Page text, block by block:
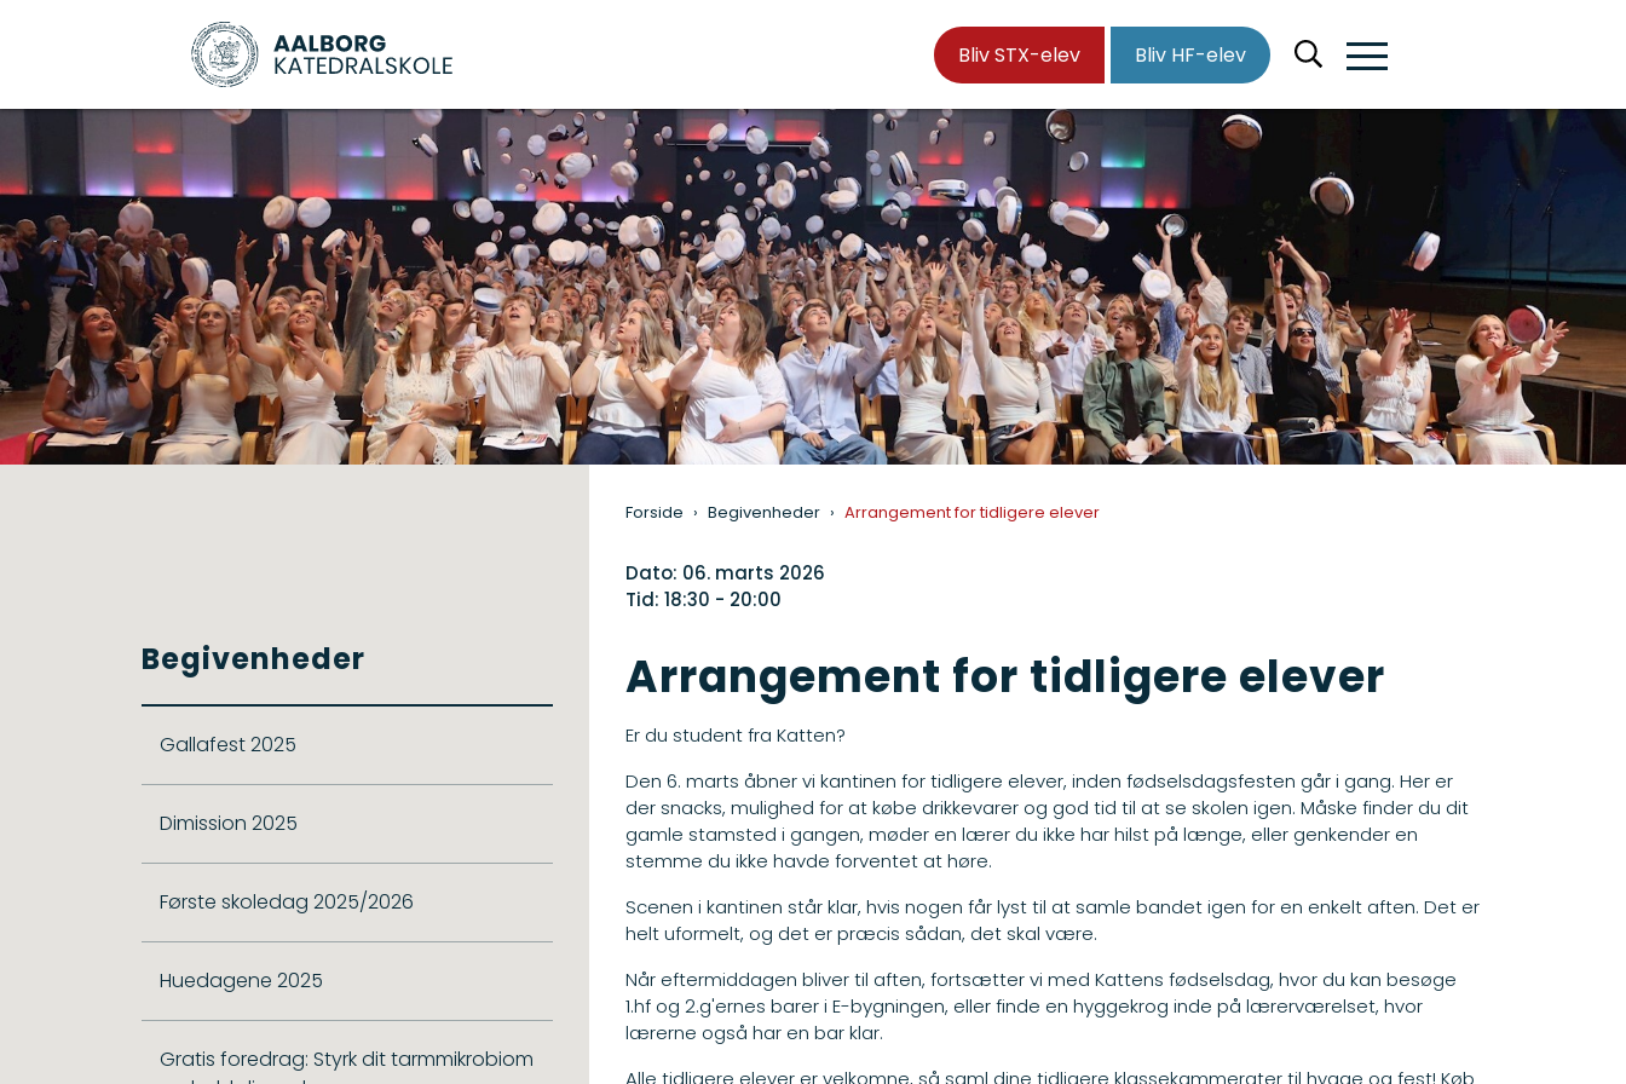
Bliv STX-elev Bliv HF-elev
Forside Begivenheder Arrangement for tidligere elever
Dato: 06. marts 2026
Tid: 18:30 - 20:00
Begivenheder
Gallafest 2025
Dimission 2025
Første skoledag 2025/2026
Huedagene 2025
Gratis foredrag: Styrk dit tarmmikrobiom
Arrangement for tidligere elever
Er du student fra Katten?
Den 6. marts åbner vi kantinen for tidligere elever, inden fødselsdagsfesten går i gang. Her er
der snacks, mulighed for at købe drikkevarer og god tid til at se skolen igen. Måske finder du dit
gamle stamsted i gangen, møder en lærer du ikke har hilst på længe, eller genkender en
stemme du ikke havde forventet at høre.
Scenen i kantinen står klar, hvis nogen får lyst til at samle bandet igen for en enkelt aften. Det er
helt uformelt, og det er præcis sådan, det skal være.
Når eftermiddagen bliver til aften, fortsætter vi med Kattens fødselsdag, hvor du kan besøge
1.hf og 2.g'ernes barer i E-bygningen, eller finde en hyggekrog inde på lærerværelset, hvor
lærerne også har en bar klar.
Alle tidligere elever er velkomne, så saml dine tidligere klassekammerater til hygge og fest! Køb